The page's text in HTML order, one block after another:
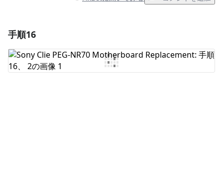
コメントを追加
手順16